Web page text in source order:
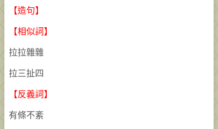
【造句】
【相似詞】
拉拉雜雜
拉三扯四
【反義詞】
有條不紊